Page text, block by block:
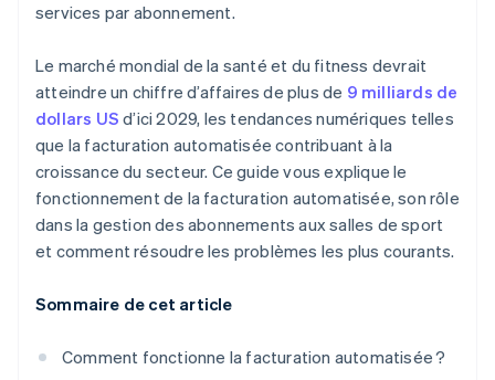
services par abonnement.
Le marché mondial de la santé et du fitness devrait
atteindre un chiffre d’affaires de plus de 9 milliards de
dollars US d’ici 2029, les tendances numériques telles
que la facturation automatisée contribuant à la
croissance du secteur. Ce guide vous explique le
fonctionnement de la facturation automatisée, son rôle
dans la gestion des abonnements aux salles de sport
et comment résoudre les problèmes les plus courants.
Sommaire de cet article
Comment fonctionne la facturation automatisée ?